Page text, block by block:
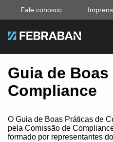
Fale conosco
Guia de
Compliance
O Guia de Boas Práticas de
pela Comissão de
formado por representantes